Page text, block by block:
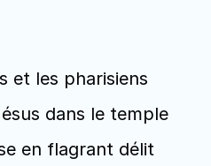
et les pharisiens
dans le temple
en flagrant délit